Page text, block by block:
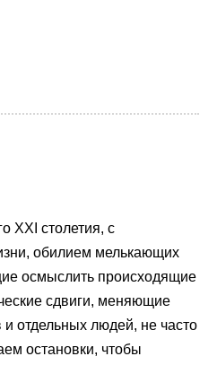
XXI столетия, с
обилием мелькающих
осмыслить происходящие
сдвиги, меняющие
и отдельных людей, не часто
остановки, чтобы